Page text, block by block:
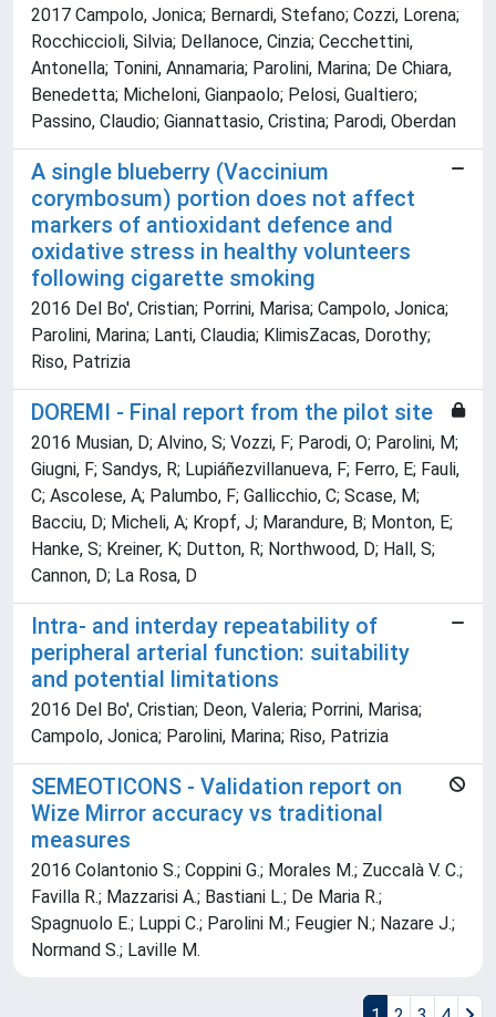
2017 Campolo, Jonica; Bernardi, Stefano; Cozzi, Lorena;
Rocchiccioli, Silvia; Dellanoce, Cinzia; Cecchettini,
Antonella; Tonini, Annamaria; Parolini, Marina; De Chiara,
Benedetta; Micheloni, Gianpaolo; Pelosi, Gualtiero;
Passino, Claudio; Giannattasio, Cristina; Parodi, Oberdan
A single blueberry (Vaccinium
corymbosum) portion does not affect
markers of antioxidant defence and
oxidative stress in healthy volunteers
following cigarette smoking
2016 Del Bo', Cristian; Porrini, Marisa; Campolo, Jonica;
Parolini, Marina; Lanti, Claudia; KlimisZacas, Dorothy;
Riso, Patrizia
DOREMI - Final report from the pilot site
2016 Musian, D; Alvino, S; Vozzi, F; Parodi, O; Parolini, M;
Giugni, F; Sandys, R; Lupiáñezvillanueva, F; Ferro, E; Fauli,
C; Ascolese, A; Palumbo, F; Gallicchio, C; Scase, M;
Bacciu, D; Micheli, A; Kropf, J; Marandure, B; Monton, E;
Hanke, S; Kreiner, K; Dutton, R; Northwood, D; Hall, S;
Cannon, D; La Rosa, D
Intra- and interday repeatability of
peripheral arterial function: suitability
and potential limitations
2016 Del Bo', Cristian; Deon, Valeria; Porrini, Marisa;
Campolo, Jonica; Parolini, Marina; Riso, Patrizia
SEMEOTICONS - Validation report on
Wize Mirror accuracy vs traditional
measures
2016 Colantonio S.; Coppini G.; Morales M.; Zuccalà V. C.;
Favilla R.; Mazzarisi A.; Bastiani L.; De Maria R.;
Spagnuolo E.; Luppi C.; Parolini M.; Feugier N.; Nazare J.;
Normand S.; Laville M.